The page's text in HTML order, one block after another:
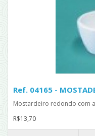
Ref. 04165 -
Mostardeiro redondo com
R$13,70